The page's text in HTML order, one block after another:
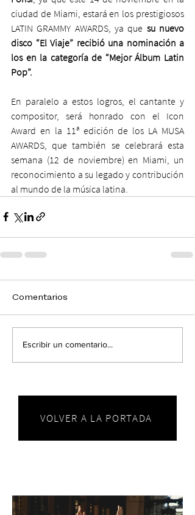
ciudad de Miami, estará en los prestigiosos
LATIN GRAMMY AWARDS, ya que su nuevo
disco “El Viaje” recibió una nominación a
los en la categoría de “Mejor Álbum Latin
Pop”.
En paralelo a estos logros, el cantante y
compositor, será honrado con el Icon
Award en la 11ª edición de los LA MUSA
AWARDS, que también se celebrará esta
semana (12 de noviembre) en Miami, un
reconocimiento a su legado y contribución
al mundo de la música latina.
Comentarios
Escribir un comentario...
VOLVER A LA PORTADA